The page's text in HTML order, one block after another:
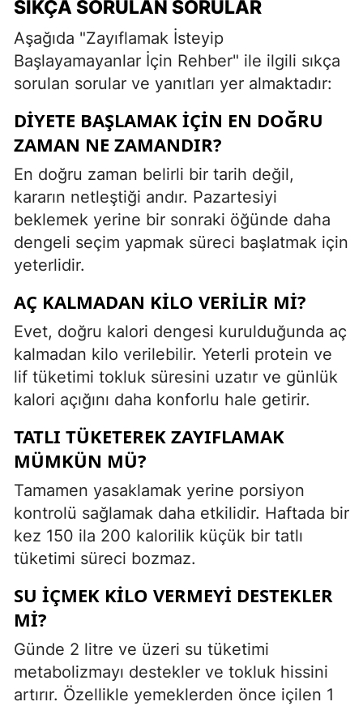
SIKÇA SORULAN SORULAR
Aşağıda "Zayıflamak İsteyip
Başlayamayanlar İçin Rehber" ile ilgili sıkça
sorulan sorular ve yanıtları yer almaktadır:
DIYETE BAŞLAMAK İÇIN EN DOĞRU
ZAMAN NE ZAMANDIR?
En doğru zaman belirli bir tarih değil,
kararın netleştiği andır. Pazartesiyi
beklemek yerine bir sonraki öğünde daha
dengeli seçim yapmak süreci başlatmak için
yeterlidir.
AÇ KALMADAN KILO VERILIR MI?
Evet, doğru kalori dengesi kurulduğunda aç
kalmadan kilo verilebilir. Yeterli protein ve
lif tüketimi tokluk süresini uzatır ve günlük
kalori açığını daha konforlu hale getirir.
TATLI TÜKETEREK ZAYIFLAMAK
MÜMKÜN MÜ?
Tamamen yasaklamak yerine porsiyon
kontrolü sağlamak daha etkilidir. Haftada bir
kez 150 ila 200 kalorilik küçük bir tatlı
tüketimi süreci bozmaz.
SU İÇMEK KILO VERMEYI DESTEKLER
MI?
Günde 2 litre ve üzeri su tüketimi
metabolizmayı destekler ve tokluk hissini
artırır. Özellikle yemeklerden önce içilen 1